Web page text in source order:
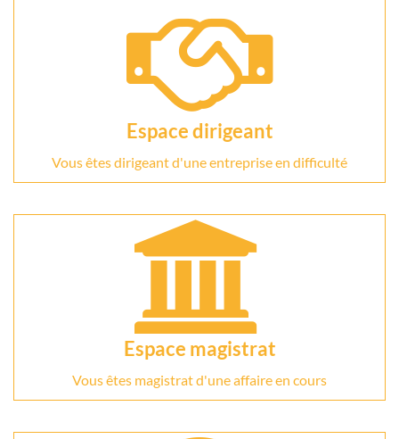
Espace dirigeant
Vous êtes dirigeant d'une entreprise en difficulté
Espace magistrat
Vous êtes magistrat d'une affaire en cours